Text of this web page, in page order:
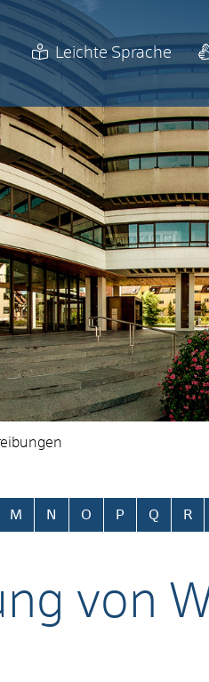
Leichte Sprache
M N O P Q R
von